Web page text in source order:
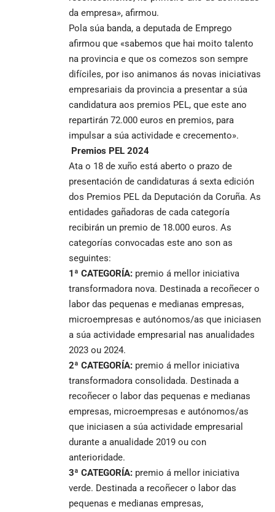
da empresa», afirmou.
Pola súa banda, a deputada de Emprego
afirmou que «sabemos que hai moito talento
na provincia e que os comezos son sempre
difíciles, por iso animanos ás novas iniciativas
empresariais da provincia a presentar a súa
candidatura aos premios PEL, que este ano
repartirán 72.000 euros en premios, para
impulsar a súa actividade e crecemento».
Premios PEL 2024
Ata o 18 de xuño está aberto o prazo de
presentación de candidaturas á sexta edición
dos Premios PEL da Deputación da Coruña. As
entidades gañadoras de cada categoría
recibirán un premio de 18.000 euros. As
categorías convocadas este ano son as
seguintes:
1ª CATEGORÍA: premio á mellor iniciativa
transformadora nova. Destinada a recoñecer o
labor das pequenas e medianas empresas,
microempresas e autónomos/as que iniciasen
a súa actividade empresarial nas anualidades
2023 ou 2024.
2ª CATEGORÍA: premio á mellor iniciativa
transformadora consolidada. Destinada a
recoñecer o labor das pequenas e medianas
empresas, microempresas e autónomos/as
que iniciasen a súa actividade empresarial
durante a anualidade 2019 ou con
anterioridade.
3ª CATEGORÍA: premio á mellor iniciativa
verde. Destinada a recoñecer o labor das
pequenas e medianas empresas,